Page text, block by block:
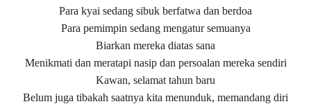
Para kyai sedang sibuk berfatwa dan berdoa
Para pemimpin sedang mengatur semuanya
Biarkan mereka diatas sana
Menikmati dan meratapi nasip dan persoalan mereka sendiri
Kawan, selamat tahun baru
Belum juga tibakah saatnya kita menunduk, memandang diri